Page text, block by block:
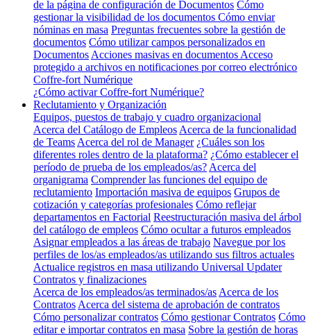
de la página de configuración de Documentos Cómo
gestionar la visibilidad de los documentos Cómo enviar
nóminas en masa Preguntas frecuentes sobre la gestión de
documentos Cómo utilizar campos personalizados en
Documentos Acciones masivas en documentos Acceso
protegido a archivos en notificaciones por correo electrónico
Coffre-fort Numérique
¿Cómo activar Coffre-fort Numérique?
Reclutamiento y Organización
Equipos, puestos de trabajo y cuadro organizacional
Acerca del Catálogo de Empleos Acerca de la funcionalidad
de Teams Acerca del rol de Manager ¿Cuáles son los
diferentes roles dentro de la plataforma? ¿Cómo establecer el
período de prueba de los empleados/as? Acerca del
organigrama Comprender las funciones del equipo de
reclutamiento Importación masiva de equipos Grupos de
cotización y categorías profesionales Cómo reflejar
departamentos en Factorial Reestructuración masiva del árbol
del catálogo de empleos Cómo ocultar a futuros empleados
Asignar empleados a las áreas de trabajo Navegue por los
perfiles de los/as empleados/as utilizando sus filtros actuales
Actualice registros en masa utilizando Universal Updater
Contratos y finalizaciones
Acerca de los empleados/as terminados/as Acerca de los
Contratos Acerca del sistema de aprobación de contratos
Cómo personalizar contratos Cómo gestionar Contratos Cómo
editar e importar contratos en masa Sobre la gestión de horas